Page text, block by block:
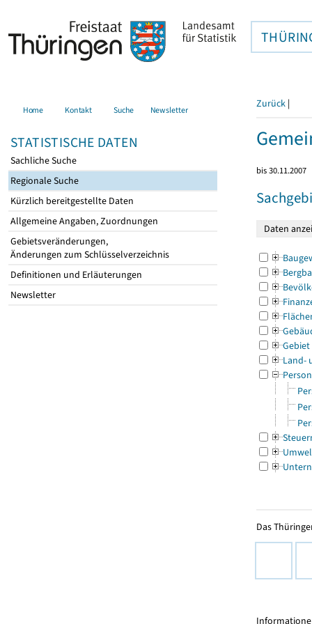
Home Kontakt Suche Newsletter
STATISTISCHE DATEN
Sachliche Suche
Regionale Suche
Kürzlich bereitgestellte Daten
Allgemeine Angaben, Zuordnungen
Gebietsveränderungen,
Änderungen zum Schlüsselverzeichnis
Definitionen und Erläuterungen
Newsletter
Zurück |
bis 30.11.2007
Gebiet
Land-
Das